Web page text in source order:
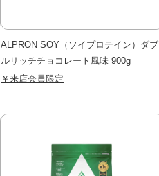
ALPRON SOY（ソイプロテイン）ダブ
ルリッチチョコレート風味 900g
￥来店会員限定